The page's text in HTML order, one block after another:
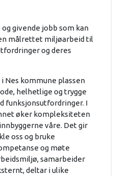
givende jobb som kan
målrettet miljøarbeid til
og deres
Nes kommune plassen
helhetlige og trygge
funksjonsutfordringer. I
øker kompleksiteten
våre. Det gir
oss og bruke
og møte
samarbeider
deltar i ulike